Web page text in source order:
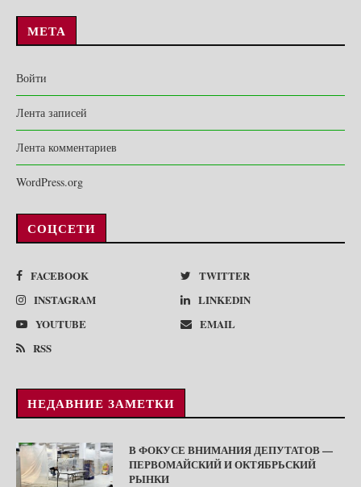
МЕТА
Войти
Лента записей
Лента комментариев
WordPress.org
СОЦСЕТИ
FACEBOOK
TWITTER
INSTAGRAM
LINKEDIN
YOUTUBE
EMAIL
RSS
НЕДАВНИЕ ЗАМЕТКИ
В ФОКУСЕ ВНИМАНИЯ ДЕПУТАТОВ —
ПЕРВОМАЙСКИЙ И ОКТЯБРЬСКИЙ
РЫНКИ